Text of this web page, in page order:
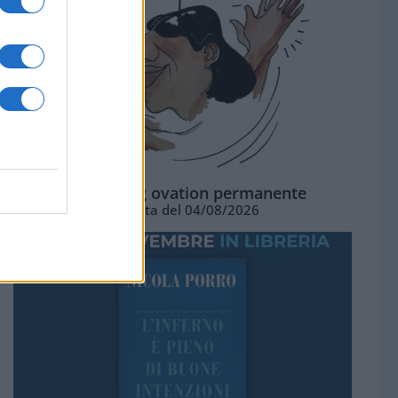
La standing ovation permanente
Vignetta del 04/08/2026